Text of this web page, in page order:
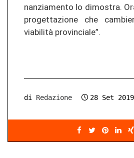
nan­zia­men­to lo di­mos­tra.
pro­get­ta­zio­ne che
viabilità pro­vin­cia­le”.
di Redazione 28 Set